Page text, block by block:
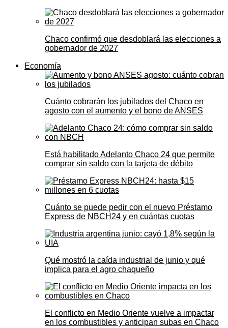
Chaco confirmó que desdoblará las elecciones a
gobernador de 2027
Economía
Cuánto cobrarán los jubilados del Chaco en
agosto con el aumento y el bono de ANSES
Está habilitado Adelanto Chaco 24 que permite
comprar sin saldo con la tarjeta de débito
Cuánto se puede pedir con el nuevo Préstamo
Express de NBCH24 y en cuántas cuotas
Qué mostró la caída industrial de junio y qué
implica para el agro chaqueño
El conflicto en Medio Oriente vuelve a impactar
en los combustibles y anticipan subas en Chaco